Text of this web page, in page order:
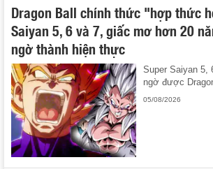
Dragon Ball chính thức "hợp thức
Saiyan 5, 6 và 7, giấc mơ hơn 20
ngờ thành hiện thực
Super Saiyan 5,
ngờ được
05/08/2026